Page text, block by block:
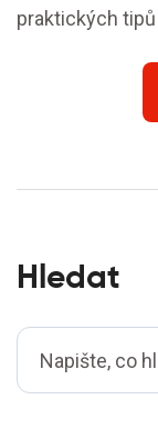
praktických
poskytuje
před důležitým
Hledat